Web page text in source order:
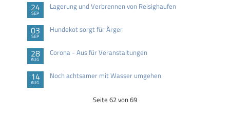
24
SEP
Lagerung und Verbrennen von Reisighaufen
03
SEP
Hundekot sorgt für Ärger
28
AUG
Corona - Aus für Veranstaltungen
14
AUG
Noch achtsamer mit Wasser umgehen
Seite 62 von 69